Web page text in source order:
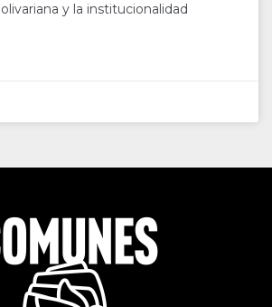
y la institucionalidad